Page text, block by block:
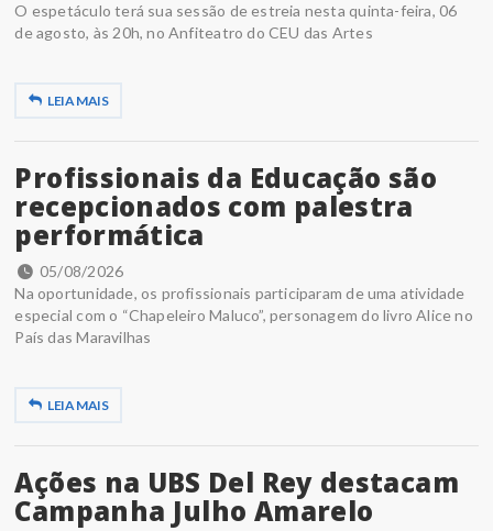
O espetáculo terá sua sessão de estreia nesta quinta-feira, 06
de agosto, às 20h, no Anfiteatro do CEU das Artes
LEIA MAIS
Profissionais da Educação são
recepcionados com palestra
performática
05/08/2026
Na oportunidade, os profissionais participaram de uma atividade
especial com o “Chapeleiro Maluco”, personagem do livro Alice no
País das Maravilhas
LEIA MAIS
Ações na UBS Del Rey destacam
Campanha Julho Amarelo